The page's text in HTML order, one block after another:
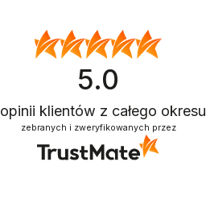
5.0
opinii klientów z całego okresu
zebranych i zweryfikowanych przez